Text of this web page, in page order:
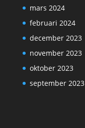
mars 2024
februari 2024
december 2023
november 2023
oktober 2023
september 2023